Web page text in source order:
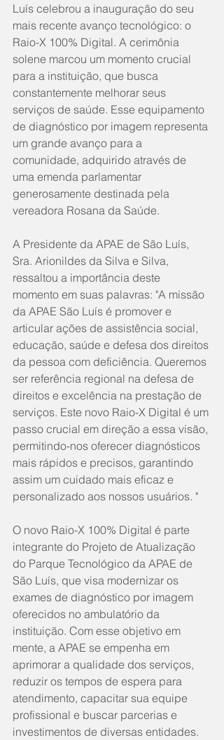
Luís celebrou a inauguração do seu
mais recente avanço tecnológico: o
Raio-X 100% Digital. A cerimônia
solene marcou um momento crucial
para a instituição, que busca
constantemente melhorar seus
serviços de saúde. Esse equipamento
de diagnóstico por imagem representa
um grande avanço para a
comunidade, adquirido através de
uma emenda parlamentar
generosamente destinada pela
vereadora Rosana da Saúde.
A Presidente da APAE de São Luís,
Sra. Arionildes da Silva e Silva,
ressaltou a importância deste
momento em suas palavras: "A missão
da APAE São Luís é promover e
articular ações de assistência social,
educação, saúde e defesa dos direitos
da pessoa com deficiência. Queremos
ser referência regional na defesa de
direitos e excelência na prestação de
serviços. Este novo Raio-X Digital é um
passo crucial em direção a essa visão,
permitindo-nos oferecer diagnósticos
mais rápidos e precisos, garantindo
assim um cuidado mais eficaz e
personalizado aos nossos usuários. "
O novo Raio-X 100% Digital é parte
integrante do Projeto de Atualização
do Parque Tecnológico da APAE de
São Luís, que visa modernizar os
exames de diagnóstico por imagem
oferecidos no ambulatório da
instituição. Com esse objetivo em
mente, a APAE se empenha em
aprimorar a qualidade dos serviços,
reduzir os tempos de espera para
atendimento, capacitar sua equipe
profissional e buscar parcerias e
investimentos de diversas entidades.